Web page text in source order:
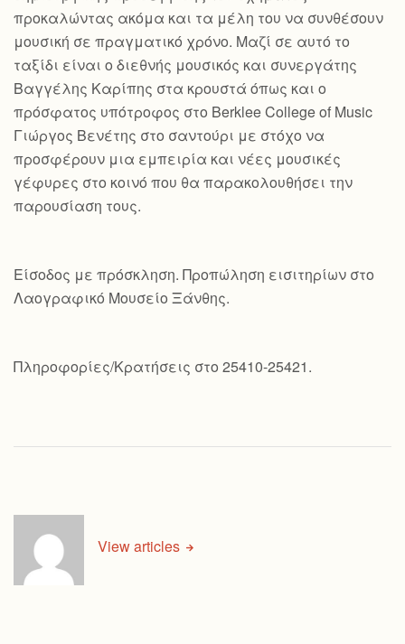
προκαλώντας ακόμα και τα μέλη του να συνθέσουν
μουσική σε πραγματικό χρόνο. Μαζί σε αυτό το
ταξίδι είναι ο διεθνής μουσικός και συνεργάτης
Βαγγέλης Καρίπης στα κρουστά όπως και ο
πρόσφατος υπότροφος στο Berklee College of Music
Γιώργος Βενέτης στο σαντούρι με στόχο να
προσφέρουν μια εμπειρία και νέες μουσικές
γέφυρες στο κοινό που θα παρακολουθήσει την
παρουσίαση τους.
Είσοδος με πρόσκληση. Προπώληση εισιτηρίων στο
Λαογραφικό Μουσείο Ξάνθης.
Πληροφορίες/Κρατήσεις στο 25410-25421.
View articles